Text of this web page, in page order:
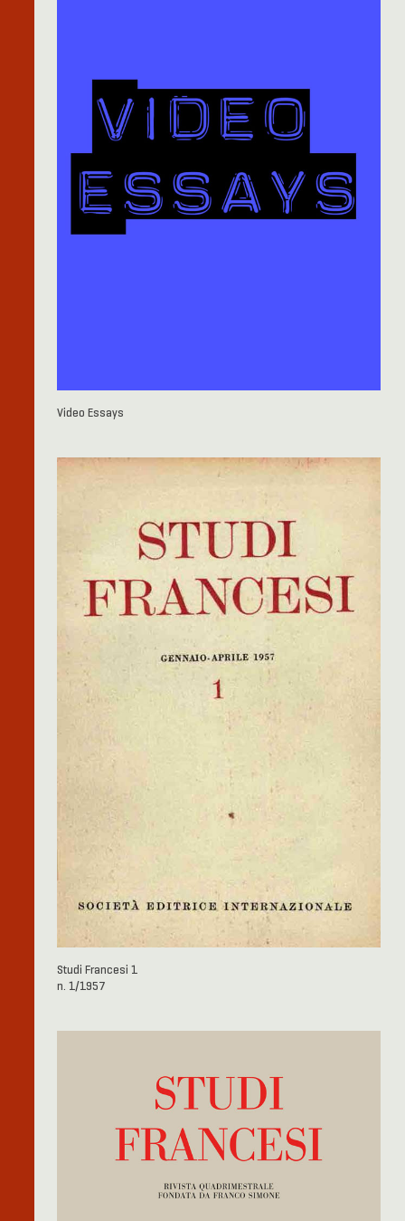
Video Essays
Studi Francesi 1
n. 1/1957